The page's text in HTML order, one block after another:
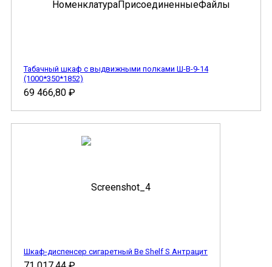
Табачный шкаф с выдвижными полками Ш-В-9-14
(1000*350*1852)
69 466,80 ₽
Шкаф-диспенсер сигаретный Be Shelf S Антрацит